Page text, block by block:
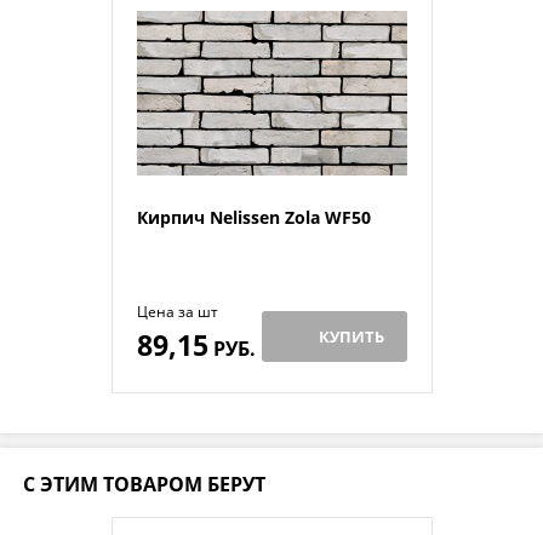
Кирпич Nelissen Zola WF50
Цена за шт
89,15 РУБ. КУПИТЬ
С ЭТИМ ТОВАРОМ БЕРУТ